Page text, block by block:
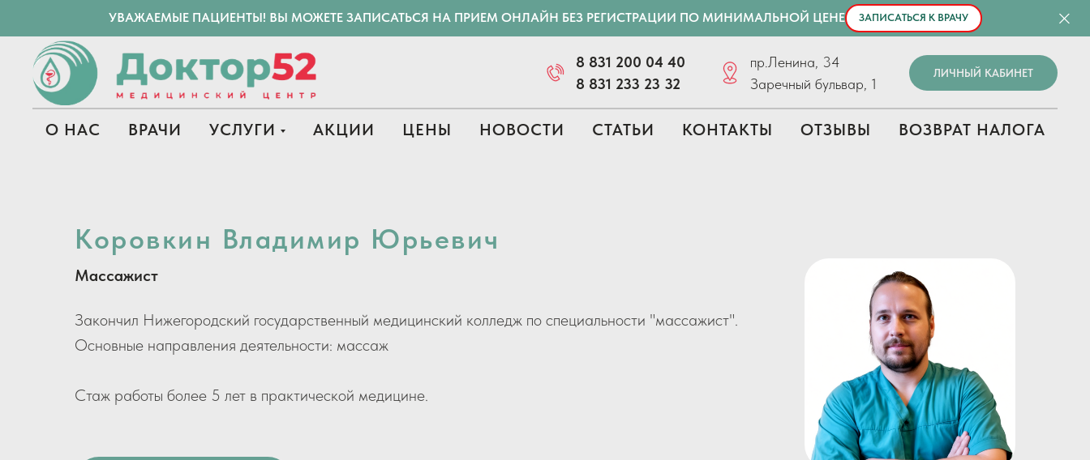
УВАЖАЕМЫЕ ПАЦИЕНТЫ! ВЫ МОЖЕТЕ ЗАПИСАТЬСЯ НА ПРИЕМ ОНЛАЙН БЕЗ РЕГИСТРАЦИИ ПО МИНИМАЛЬНОЙ ЦЕНЕ ЗАПИСАТЬСЯ К ВРАЧУ
8 831 200 04 40
8 831 233 23 32
пр.Ленина, 34
Заречный бульвар, 1
ЛИЧНЫЙ КАБИНЕТ
О НАС ВРАЧИ УСЛУГИ АКЦИИ ЦЕНЫ НОВОСТИ СТАТЬИ КОНТАКТЫ ОТЗЫВЫ ВОЗВРАТ НАЛОГА
Коровкин Владимир Юрьевич
Массажист
Закончил Нижегородский государственный медицинский колледж по специальности "массажист".
Основные направления деятельности: массаж
Стаж работы более 5 лет в практической медицине.